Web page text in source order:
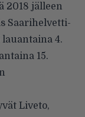
2018 jälleen
Saarihelvetti-
4.
15.
Liveto,